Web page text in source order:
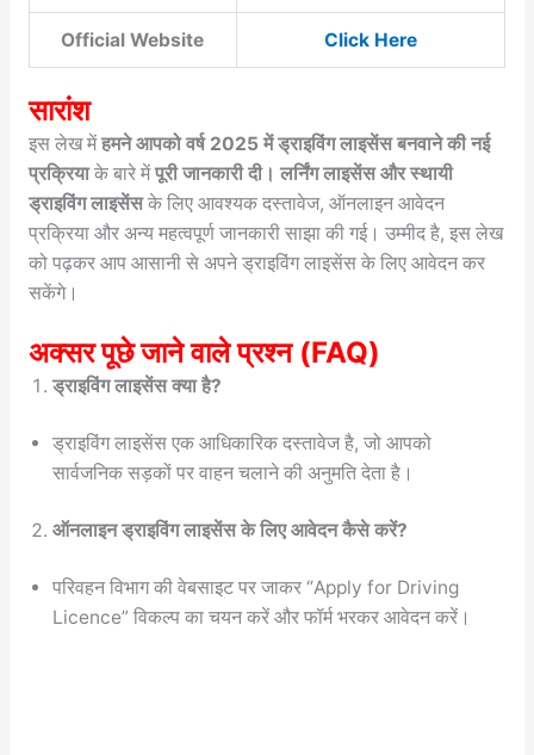
Official Website Click Here
सारांश
इस लेख मेंहमने आपको वर्ष 2025 में ड्राइविंग लाइसेंस बनवाने की नई
प्रक्रियाके बारे मेंपूरी जानकारी दी। लर्निंग लाइसेंस और स्थायी
ड्राइविंग लाइसेंसके लिए आवश्यक दस्तावेज, ऑनलाइन आवेदन
प्रक्रिया और अन्य महत्वपूर्ण जानकारी साझा की गई। उम्मीद है, इस लेख
को पढ़कर आप आसानी से अपने ड्राइविंग लाइसेंस के लिए आवेदन कर
सकेंगे।
अक्सर पूछे जाने वाले प्रश्न (FAQ)
ड्राइविंग लाइसेंस क्या है?
ड्राइविंग लाइसेंस एक आधिकारिक दस्तावेज है, जो आपको
सार्वजनिक सड़कों पर वाहन चलाने की अनुमति देता है।
ऑनलाइन ड्राइविंग लाइसेंस के लिए आवेदन कैसे करें?
परिवहन विभाग की वेबसाइट पर जाकर “Apply for Driving
Licence” विकल्प का चयन करें और फॉर्म भरकर आवेदन करें।